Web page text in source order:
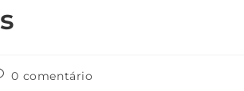
0 comentário